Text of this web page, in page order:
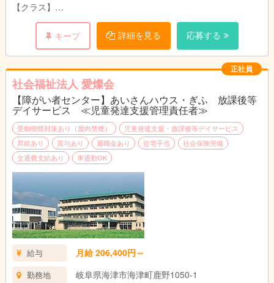
【クラス】
0歳児（いちご組）6名
1歳児（すもも組）12名
2歳児（あんず組）12名
※定員30名
担任 1名 ・副担任 1名 ・補助 1名
各クラス3名の担当制
キープ 詳細を見る 応募する
正社員
社会福祉法人 愛燦会
【障がい者センター】あいさんハウス・ぎふ 放課後等
デイサービス ≪児童発達支援管理責任者≫
受動喫煙対策あり（屋内禁煙）
児童発達支援・放課後等デイサービス
昇給あり
賞与あり 退職金あり 住宅手当
社会保険完備
交通費支給あり
車通勤OK
給与 月給 206,400円～
勤務地 岐阜県海津市海津町鹿野1050-1